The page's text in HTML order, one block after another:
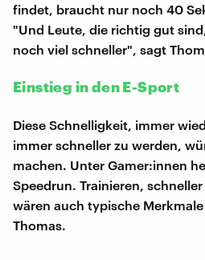
findet, braucht nur noch 40
"Und Leute, die richtig gut
noch viel schneller", sagt
Einstieg in den E-Sport
Diese Schnelligkeit, immer
immer schneller zu werden,
machen. Unter Gamer:innen
Speedrun. Trainieren,
wären auch typische
Thomas.